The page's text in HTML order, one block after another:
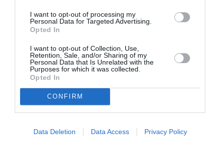
I want to opt-out of processing my
Personal Data for Targeted Advertising.
Opted In
I want to opt-out of Collection, Use,
Retention, Sale, and/or Sharing of my
Personal Data that Is Unrelated with the
Purposes for which it was collected.
Opted In
CONFIRM
Data Deletion Data Access Privacy Policy